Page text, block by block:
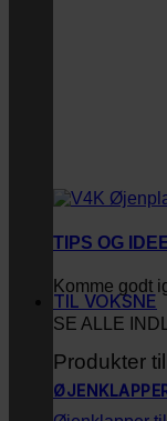
TIPS OG
Komme godt
SE ALLE
TIL VOKSNE
Produkter